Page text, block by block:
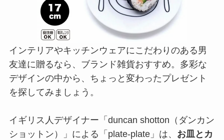
インテリアやキッチンウェアにこだわりのある男
友達に贈るなら、ブランド雑貨おすすめ。多彩な
デザインの中から、ちょっと変わったプレゼント
を探してみましょう。
イギリス人デザイナー「duncan shotton（ダンカン
ショットン）」による「plate-plate」は、 お皿とカ